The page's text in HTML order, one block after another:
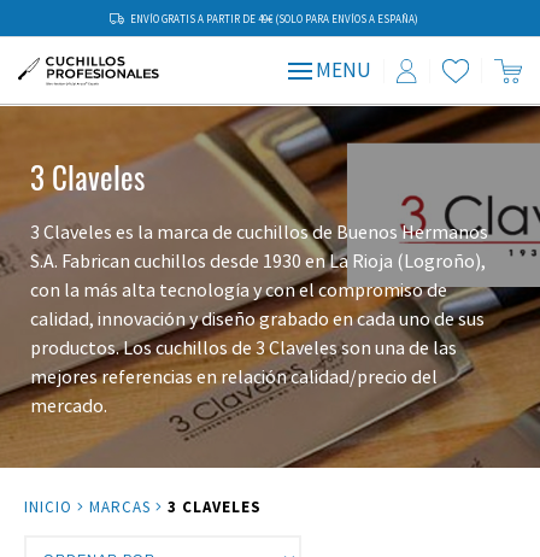
ENVÍO GRATIS A PARTIR DE 49€ (SOLO PARA ENVÍOS A ESPAÑA)
MENU
3 Claveles
3 Claveles es la marca de cuchillos de Buenos Hermanos
S.A. Fabrican cuchillos desde 1930 en La Rioja (Logroño),
con la más alta tecnología y con el compromiso de
calidad, innovación y diseño grabado en cada uno de sus
productos. Los cuchillos de 3 Claveles son una de las
mejores referencias en relación calidad/precio del
mercado.
INICIO MARCAS 3 CLAVELES